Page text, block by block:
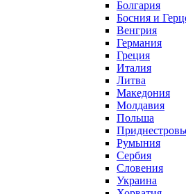
Болгария
Босния и
Венгрия
Германия
Греция
Италия
Литва
Македония
Молдавия
Польша
Румыния
Сербия
Словения
Украина